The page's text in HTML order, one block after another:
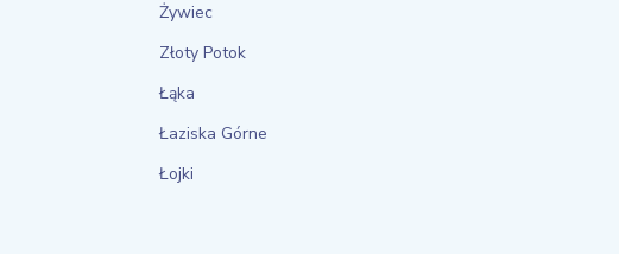
Żywiec
Złoty Potok
Łąka
Łaziska Górne
Łojki